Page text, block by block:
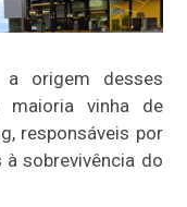
a origem desses
vinha de
responsáveis por
sobrevivência do